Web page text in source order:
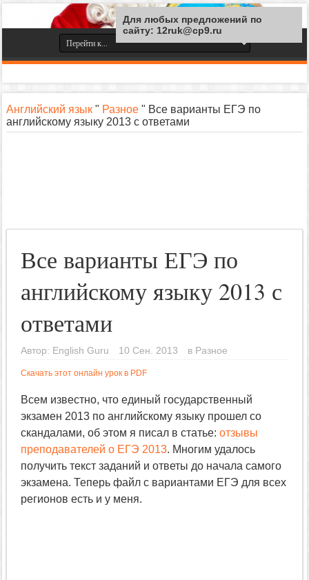
Английский язык " Разное " Все варианты ЕГЭ по
английскому языку 2013 с ответами
Все варианты ЕГЭ по
английскому языку 2013 с
ответами
Автор: English Guru 10 Сен. 2013 в Разное
Скачать этот онлайн урок в PDF
Всем известно, что единый государственный
экзамен 2013 по английскому языку прошел со
скандалами, об этом я писал в статье: отзывы
преподавателей о ЕГЭ 2013. Многим удалось
получить текст заданий и ответы до начала самого
экзамена. Теперь файл с вариантами ЕГЭ для всех
регионов есть и у меня.
Для любых предложений по
сайту: 12ruk@cp9.ru